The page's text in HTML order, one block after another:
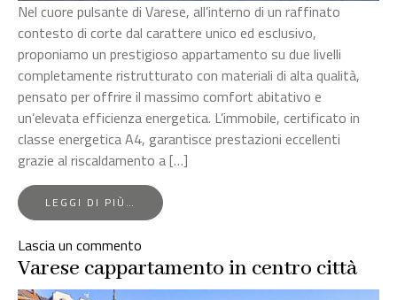
Nel cuore pulsante di Varese, all’interno di un raffinato
contesto di corte dal carattere unico ed esclusivo,
proponiamo un prestigioso appartamento su due livelli
completamente ristrutturato con materiali di alta qualità,
pensato per offrire il massimo comfort abitativo e
un’elevata efficienza energetica. L’immobile, certificato in
classe energetica A4, garantisce prestazioni eccellenti
grazie al riscaldamento a […]
LEGGI DI PIÙ…
FROM
ELEGANZA
NEL
CUORE
Lascia un commento
Eleganza
contemporanea
Varese cappartamento in centro città